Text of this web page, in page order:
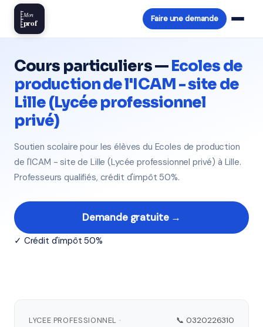
Mon
prof Faire une demande
Cours particuliers —Ecoles de
production de l'ICAM - site de
Lille (Lycée professionnel
privé)
Soutien scolaire pour les élèves du Ecoles de production
de l'ICAM - site de Lille (Lycée professionnel privé) à Lille.
Professeurs qualifiés, crédit d'impôt 50%.
Demande gratuite →
✓ Crédit d'impôt 50%
LYCEE PROFESSIONNEL ·
📞 0320226310